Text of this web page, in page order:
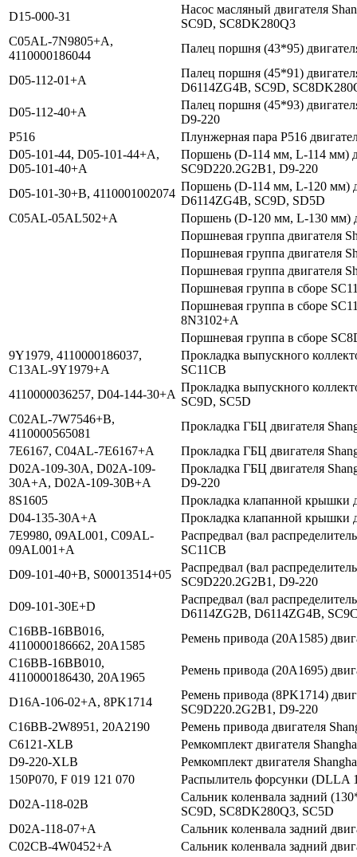
D15-000-31
Насос масляный двигателя
SC9D, SC8DK280Q3
C05AL-7N9805+A,
4110000186044
Палец поршня (43*95)
D05-112-01+A
Палец поршня (45*91)
D6114ZG4B, SC9D,
D05-112-40+A
Палец поршня (45*93)
D9-220
P516
Плунжерная пара P516
D05-101-44, D05-101-44+A,
D05-101-40+A
Поршень (D-114 мм, L-114 мм)
SC9D220.2G2B1, D9-220
D05-101-30+B, 4110001002074
Поршень (D-114 мм, L-120 мм)
D6114ZG4B, SC9D, SD5D
C05AL-05AL502+A
Поршень (D-120 мм, L-130 мм)
Поршневая группа двигателя
Поршневая группа двигателя
Поршневая группа двигателя
Поршневая группа в сборе
Поршневая группа в сборе
8N3102+A
Поршневая группа в сборе
9Y1979, 4110000186037,
C13AL-9Y1979+A
Прокладка выпускного
SC11CB
4110000036257, D04-144-30+A
Прокладка выпускного
SC9D, SC5D
C02AL-7W7546+B,
4110000565081
Прокладка ГБЦ двигателя
7E6167, C04AL-7E6167+A
Прокладка ГБЦ двигателя
D02A-109-30A, D02A-109-
30A+A, D02A-109-30B+A
Прокладка ГБЦ двигателя
D9-220
8S1605
Прокладка клапанной крышки
D04-135-30A+A
Прокладка клапанной крышки
7E9980, 09AL001, C09AL-
09AL001+A
Распредвал (вал
SC11CB
D09-101-40+B, S00013514+05
Распредвал (вал
SC9D220.2G2B1, D9-220
D09-101-30E+D
Распредвал (вал
D6114ZG2B, D6114ZG4B,
C16BB-16BB016,
4110000186662, 20A1585
Ремень привода (20A1585)
C16BB-16BB010,
4110000186430, 20A1965
Ремень привода (20A1695)
D16A-106-02+A, 8PK1714
Ремень привода (8PK1714)
SC9D220.2G2B1, D9-220
C16BB-2W8951, 20A2190
Ремень привода двигателя
C6121-XLB
Ремкомплект двигателя
D9-220-XLB
Ремкомплект двигателя
150P070, F 019 121 070
Распылитель форсунки (DLLA
D02A-118-02B
Сальник коленвала задний
SC9D, SC8DK280Q3, SC5D
D02A-118-07+A
Сальник коленвала задний
C02CB-4W0452+A
Сальник коленвала задний